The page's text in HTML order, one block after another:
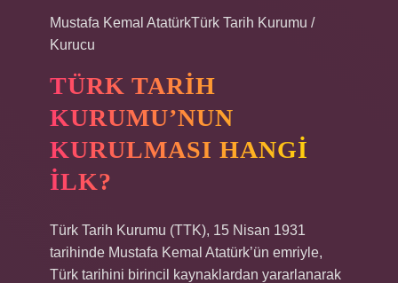
Mustafa Kemal AtatürkTürk Tarih Kurumu /
Kurucu
TÜRK TARIH
KURUMU’NUN
KURULMASI HANGI
ILK?
Türk Tarih Kurumu (TTK), 15 Nisan 1931
tarihinde Mustafa Kemal Atatürk’ün emriyle,
Türk tarihini birincil kaynaklardan yararlanarak